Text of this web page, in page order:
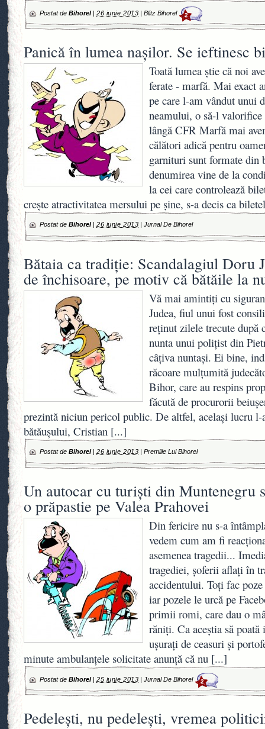
Postat de Bihorel| 26 iunie 2013 |Blitz Bihorel 2
Panică în lumea naşilor. Se ieftinesc
Toată lumea ştie că noi
ferate - marfă. Mai exact
pe care l-am vândut unui
neamului, o să-l
lângă CFR Marfă mai
călători adică pentru
garnituri sunt formate din
denumirea vine de la
la cei care controlează
creşte atractivitatea mersului pe şine, s-a decis ca
Postat de Bihorel| 26 iunie 2013 |Jurnal De Bihorel
Bătaia ca tradiţie: Scandalagiul Doru
de închisoare, pe motiv că bătăile la
Vă mai amintiţi cu
Judea, fiul unui fost
reţinut zilele trecute după
nunta unui poliţist din
câţiva nuntaşi. Ei bine,
răcoare mulţumită
Bihor, care au respins
făcută de procurorii
prezintă niciun pericol public. De altfel, acelaşi lucru l-
bătăuşului, Cristian [...]
Postat de Bihorel| 26 iunie 2013 |Premiile Lui Bihorel
Un autocar cu turişti din Muntenegru
o prăpastie pe Valea Prahovei
Din fericire nu s-a
vedem cum am fi
asemenea tragedii...
tragediei, şoferii aflaţi în
accidentului. Toţi fac
iar pozele le urcă pe
primii romi, care dau o
răniţi. Ca aceştia să
uşuraţi de ceasuri şi
minute ambulanţele solicitate anunţă că nu [...]
Postat de Bihorel| 25 iunie 2013 |Jurnal De Bihorel 2
Pedeleşti, nu pedeleşti, vremea